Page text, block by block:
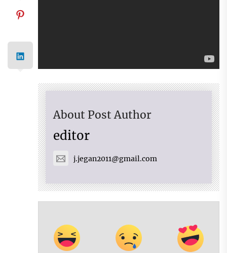
About Post Author
editor
j.jegan2011@gmail.com